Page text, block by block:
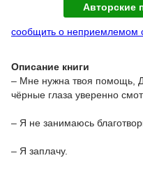
Авторские
сообщить о неприемлемом
Описание книги
– Мне нужна твоя помощь,
чёрные глаза уверенно
– Я не занимаюсь
– Я заплачу.